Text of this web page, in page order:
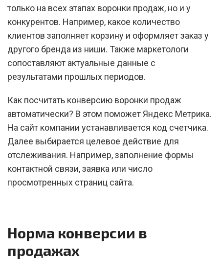
только на всех этапах воронки продаж, но и у
конкурентов. Например, какое количество
клиентов заполняет корзину и оформляет заказ у
другого бренда из ниши. Также маркетологи
сопоставляют актуальные данные с
результатами прошлых периодов.
Как посчитать конверсию воронки продаж
автоматически? В этом поможет Яндекс Метрика.
На сайт компании устанавливается код счетчика.
Далее выбирается целевое действие для
отслеживания. Например, заполнение формы
контактной связи, заявка или число
просмотренных страниц сайта.
Норма конверсии в
продажах